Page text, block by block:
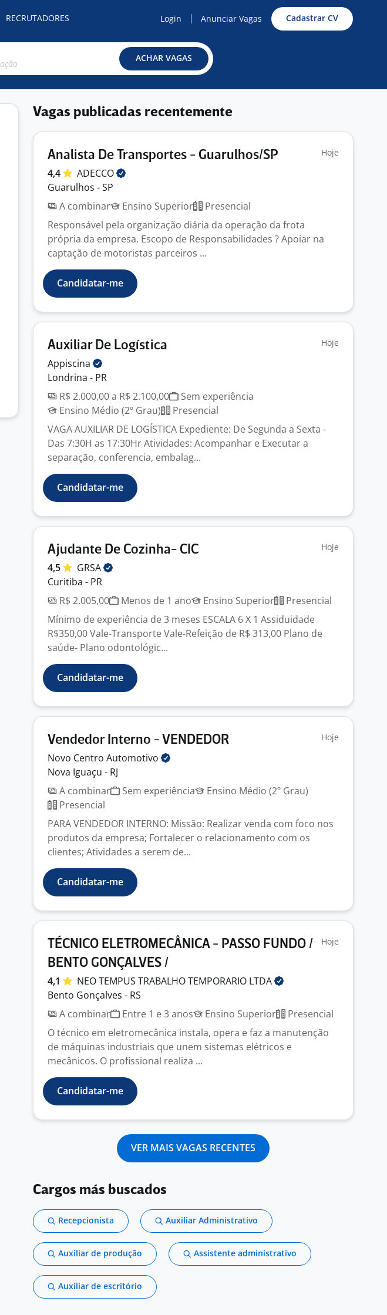
RECRUTADORES Login Anunciar Vagas Cadastrar CV
ACHAR VAGAS
Vagas publicadas recentemente
Analista De Transportes - Guarulhos/SP Hoje
4,4
ADECCO
Guarulhos - SP
A combinar
Ensino Superior
Presencial
Responsável pela organização diária da operação da frota
própria da empresa. Escopo de Responsabilidades ? Apoiar na
captação de motoristas parceiros ...
Candidatar-me
Auxiliar De Logística Hoje
Appiscina
Londrina - PR
R$ 2.000,00 a R$ 2.100,00
Sem experiência
Ensino Médio (2º Grau)
Presencial
VAGA AUXILIAR DE LOGÍSTICA Expediente: De Segunda a Sexta -
Das 7:30H as 17:30Hr Atividades: Acompanhar e Executar a
separação, conferencia, embalag...
Candidatar-me
Ajudante De Cozinha- CIC Hoje
4,5
GRSA
Curitiba - PR
R$ 2.005,00
Menos de 1 ano Ensino Superior
Presencial
Mínimo de experiência de 3 meses ESCALA 6 X 1 Assiduidade
R$350,00 Vale-Transporte Vale-Refeição de R$ 313,00 Plano de
saúde- Plano odontológic...
Candidatar-me
Vendedor Interno - VENDEDOR Hoje
Novo Centro Automotivo
Nova Iguaçu - RJ
A combinar
Sem experiência
Ensino Médio (2º Grau)
Presencial
PARA VENDEDOR INTERNO: Missão: Realizar venda com foco nos
produtos da empresa; Fortalecer o relacionamento com os
clientes; Atividades a serem de...
Candidatar-me
TÉCNICO ELETROMECÂNICA - PASSO FUNDO /
BENTO GONÇALVES /
Hoje
4,1 NEO TEMPUS TRABALHO TEMPORARIO LTDA
Bento Gonçalves - RS
A combinar
Entre 1 e 3 anos Ensino Superior
Presencial
O técnico em eletromecânica instala, opera e faz a manutenção
de máquinas industriais que unem sistemas elétricos e
mecânicos. O profissional realiza ...
Candidatar-me
VER MAIS VAGAS RECENTES
Cargos más buscados
Recepcionista Auxiliar Administrativo
Auxiliar de produção Assistente administrativo
Auxiliar de escritório